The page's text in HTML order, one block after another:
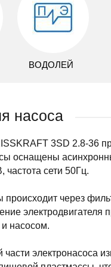
ВОДОЛЕЙ
насоса
3SD 2.8-36
оснащены
сети 50Гц.
через
электродвигателя
насосом.
части электронасоса